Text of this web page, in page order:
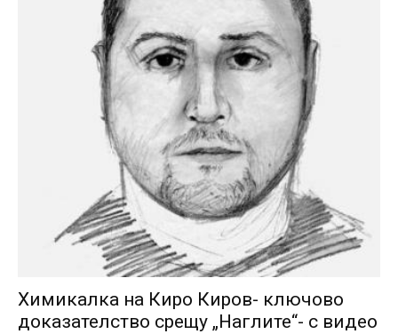
Химикалка на Киро Киров- ключово
доказателство срещу „Наглите“- с видео